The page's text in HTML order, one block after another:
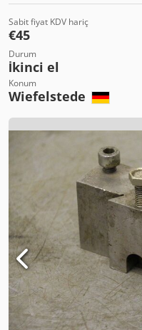
Sabit fiyat KDV hariç
€45
Durum
İkinci el
Konum
Wiefelstede